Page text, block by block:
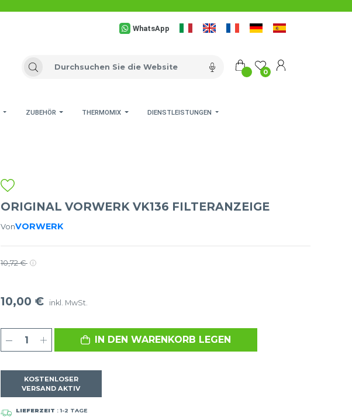
WhatsApp
0
ZUBEHÖR THERMOMIX DIENSTLEISTUNGEN
ORIGINAL VORWERK VK136 FILTERANZEIGE
VonVORWERK
10,72 €
10,00 € inkl. MwSt.
IN DEN WARENKORB LEGEN
KOSTENLOSER
VERSAND AKTIV
LIEFERZEIT : 1-2 TAGE